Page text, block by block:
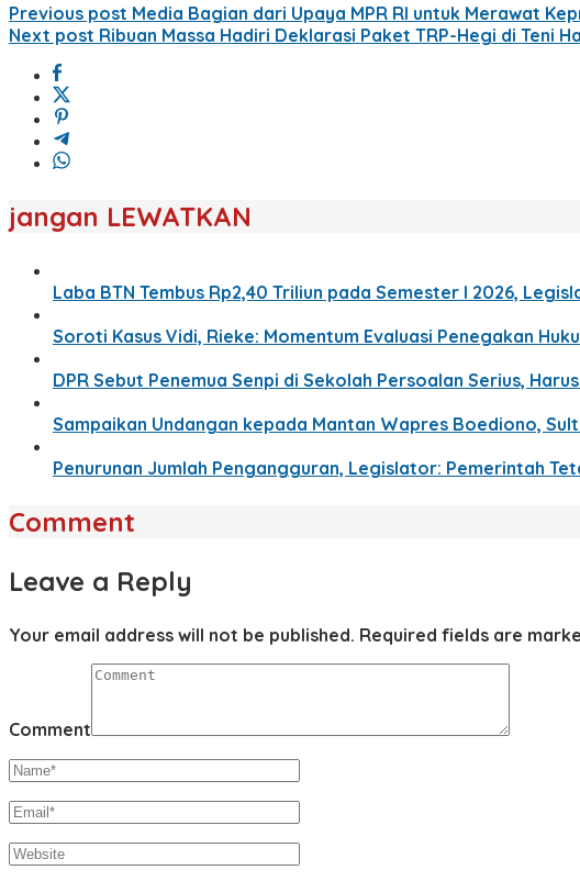
Previous post Media Bagian dari Upaya MPR RI untuk Merawat
Next post Ribuan Massa Hadiri Deklarasi Paket TRP-Hegi di Teni
jangan LEWATKAN
Laba BTN Tembus Rp2,40 Triliun pada Semester I 2026,
Soroti Kasus Vidi, Rieke: Momentum Evaluasi Penegakan
DPR Sebut Penemua Senpi di Sekolah Persoalan Serius,
Sampaikan Undangan kepada Mantan Wapres Boediono,
Penurunan Jumlah Pengangguran, Legislator: Pemerintah
Comment
Leave a Reply
Your email address will not be published. Required fields are
Comment